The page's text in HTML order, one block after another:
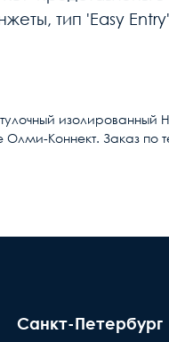
тип 'Easy
Обращаем
Олми-Коннект. Заказ
Санкт-Петербург